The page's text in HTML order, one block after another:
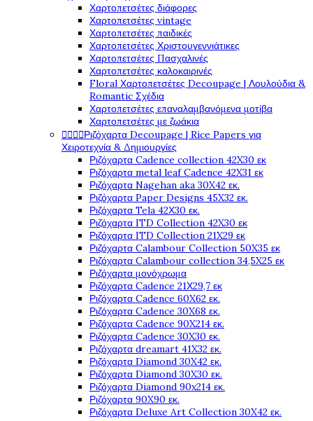
Χαρτοπετσέτες διάφορες
Χαρτοπετσέτες vintage
Χαρτοπετσέτες παιδικές
Χαρτοπετσέτες Χριστουγεννιάτικες
Χαρτοπετσέτες Πασχαλινές
Χαρτοπετσέτες καλοκαιρινές
Floral Χαρτοπετσέτες Decoupage | Λουλούδια &
Romantic Σχέδια
Χαρτοπετσέτες επαναλαμβανόμενα μοτίβα
Χαρτοπετσέτες με ζωάκια
   Ριζόχαρτα Decoupage | Rice Papers για
Χειροτεχνία & Δημιουργίες
Ριζόχαρτα Cadence collection 42X30 εκ
Ριζόχαρτα metal leaf Cadence 42X31 εκ
Ριζόχαρτα Nagehan aka 30X42 εκ.
Ριζόχαρτα Paper Designs 45X32 εκ.
Ριζόχαρτα Tela 42Χ30 εκ.
Ριζόχαρτα ITD Collection 42X30 εκ
Ριζόχαρτα ITD Collection 21X29 εκ
Ριζόχαρτα Calambour Collection 50X35 εκ
Ριζόχαρτα Calambour collection 34,5X25 εκ
Ριζόχαρτα μονόχρωμα
Ριζόχαρτα Cadence 21Χ29,7 εκ
Ριζόχαρτα Cadence 60X62 εκ.
Ριζόχαρτα Cadence 30X68 εκ.
Ριζόχαρτα Cadence 90X214 εκ.
Ριζόχαρτα Cadence 30X30 εκ.
Ριζόχαρτα dreamart 41X32 εκ.
Ριζόχαρτα Diamond 30X42 εκ.
Ριζόχαρτα Diamond 30X30 εκ.
Ριζόχαρτα Diamond 90x214 εκ.
Ριζόχαρτα 90X90 εκ.
Ριζόχαρτα Deluxe Art Collection 30X42 εκ.